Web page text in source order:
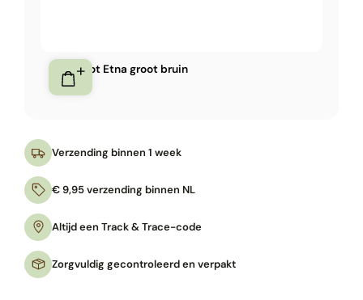
Bloempot Etna groot bruin
475,-
Verzending binnen 1 week
€ 9,95 verzending binnen NL
Altijd een Track & Trace-code
Zorgvuldig gecontroleerd en verpakt